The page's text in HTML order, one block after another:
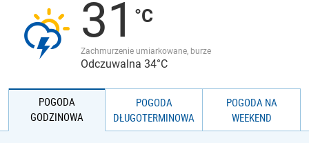
31
Zachmurzenie umiarkowane, burze
Odczuwalna 34°C
POGODA
GODZINOWA
POGODA
DŁUGOTERMINOWA
POGODA NA
WEEKEND